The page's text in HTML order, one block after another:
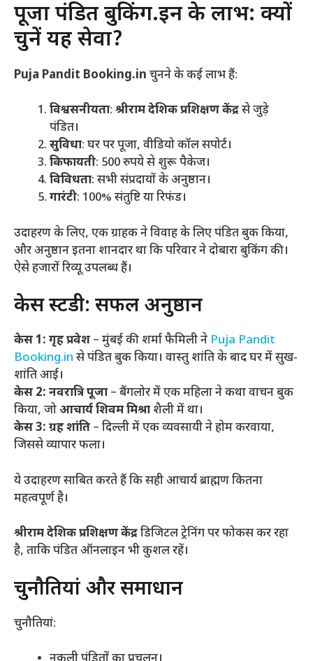
पूजा पंडित बुकिंग.इन के लाभ: क्यों
चुनें यह सेवा?
Puja Pandit Booking.in चुनने के कई लाभ हैं:
विश्वसनीयता: श्रीराम देशिक प्रशिक्षण केंद्रसे जुड़े
पंडित।
सुविधा: घर पर पूजा, वीडियो कॉल सपोर्ट।
किफायती: 500 रुपये से शुरू पैकेज।
विविधता: सभी संप्रदायों के अनुष्ठान।
गारंटी: 100% संतुष्टि या रिफंड।
उदाहरण के लिए, एक ग्राहक ने विवाह के लिए पंडित बुक किया,
और अनुष्ठान इतना शानदार था कि परिवार ने दोबारा बुकिंग की।
ऐसे हजारों रिव्यू उपलब्ध हैं।
केस स्टडी: सफल अनुष्ठान
केस 1: गृह प्रवेश – मुंबई की शर्मा फैमिली ने Puja Pandit
Booking.in से पंडित बुक किया। वास्तु शांति के बाद घर में सुख-
शांति आई।
केस 2: नवरात्रि पूजा – बैंगलोर में एक महिला ने कथा वाचन बुक
किया, जोआचार्य शिवम मिश्रा शैली में था।
केस 3: ग्रह शांति – दिल्ली में एक व्यवसायी ने होम करवाया,
जिससे व्यापार फला।
ये उदाहरण साबित करते हैं कि सही आचार्य ब्राह्मण कितना
महत्वपूर्ण है।
श्रीराम देशिक प्रशिक्षण केंद्रडिजिटल ट्रेनिंग पर फोकस कर रहा
है, ताकि पंडित ऑनलाइन भी कुशल रहें।
चुनौतियां और समाधान
चुनौतियां: